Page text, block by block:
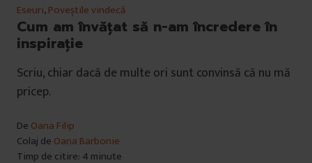
Eseuri,Poveștile vindecă
Cum am învățat să n-am încredere în
inspirație
Scriu, chiar dacă de multe ori sunt convinsă că nu mă
pricep.
De Oana Filip
Colaj de Oana Barbonie
Timp de citire: 4 minute